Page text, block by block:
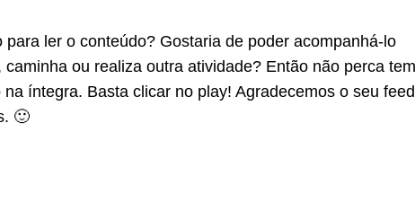
para ler o conteúdo? Gostaria de poder acompanhá-lo
caminha ou realiza outra atividade? Então não perca
íntegra. Basta clicar no play! Agradecemos o seu
🙂